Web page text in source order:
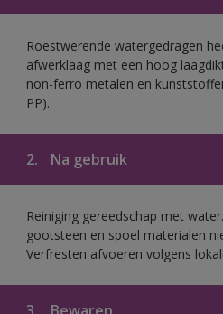
Roestwerende watergedragen
afwerklaag met een hoog
non-ferro metalen en
PP).
2. Na gebruik
Reiniging gereedschap met
gootsteen en spoel materialen
Verfresten afvoeren volgens